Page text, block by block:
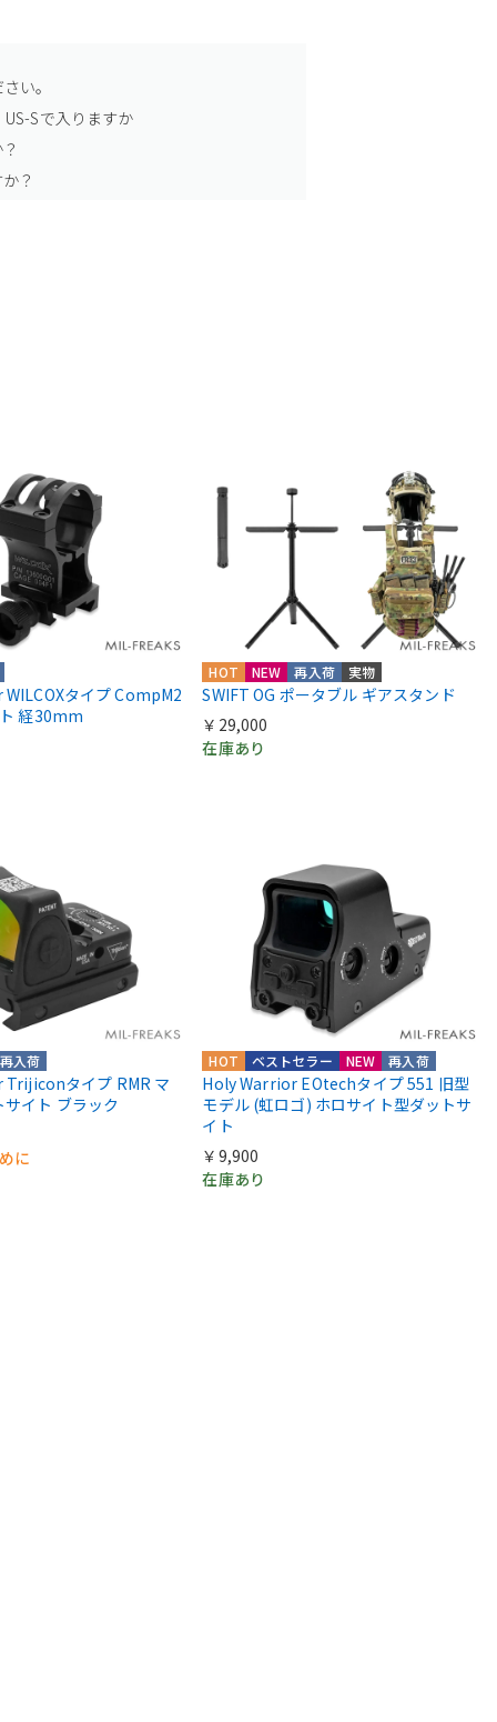
い。
Sで入りますか
？
タイプ CompM2
経30mm
HOT NEW 再入荷 実物
SWIFT OG ポータブル ギアスタンド
￥29,000
在庫あり
再入荷
タイプ RMR マ
イト ブラック
に
HOT NEW 再入荷
ベストセラー
Holy Warrior EOtechタイプ 551 旧型
モデル (虹ロゴ) ホロサイト型ダットサ
イト
￥9,900
在庫あり